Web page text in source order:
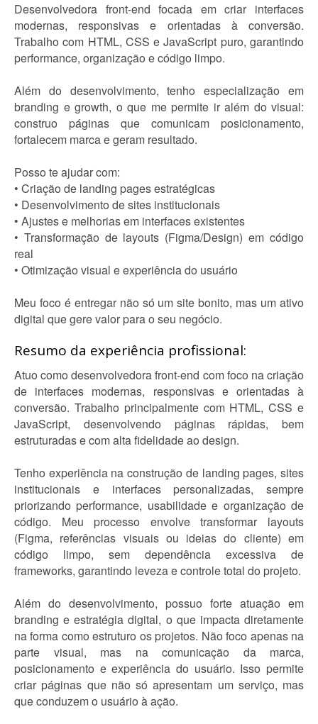
Desenvolvedora front-end focada em criar interfaces
modernas, responsivas e orientadas à conversão.
Trabalho com HTML, CSS e JavaScript puro, garantindo
performance, organização e código limpo.
Além do desenvolvimento, tenho especialização em
branding e growth, o que me permite ir além do visual:
construo páginas que comunicam posicionamento,
fortalecem marca e geram resultado.
Posso te ajudar com:
• Criação de landing pages estratégicas
• Desenvolvimento de sites institucionais
• Ajustes e melhorias em interfaces existentes
• Transformação de layouts (Figma/Design) em código
real
• Otimização visual e experiência do usuário
Meu foco é entregar não só um site bonito, mas um ativo
digital que gere valor para o seu negócio.
Resumo da experiência profissional:
Atuo como desenvolvedora front-end com foco na criação
de interfaces modernas, responsivas e orientadas à
conversão. Trabalho principalmente com HTML, CSS e
JavaScript, desenvolvendo páginas rápidas, bem
estruturadas e com alta fidelidade ao design.
Tenho experiência na construção de landing pages, sites
institucionais e interfaces personalizadas, sempre
priorizando performance, usabilidade e organização de
código. Meu processo envolve transformar layouts
(Figma, referências visuais ou ideias do cliente) em
código limpo, sem dependência excessiva de
frameworks, garantindo leveza e controle total do projeto.
Além do desenvolvimento, possuo forte atuação em
branding e estratégia digital, o que impacta diretamente
na forma como estruturo os projetos. Não foco apenas na
parte visual, mas na comunicação da marca,
posicionamento e experiência do usuário. Isso permite
criar páginas que não só apresentam um serviço, mas
que conduzem o usuário à ação.